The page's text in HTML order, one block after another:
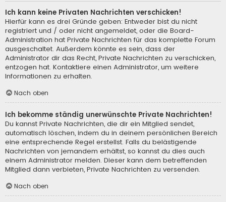
Ich kann keine Privaten Nachrichten verschicken!
Hierfür kann es drei Gründe geben: Entweder bist du nicht
registriert und / oder nicht angemeldet, oder die Board-
Administration hat Private Nachrichten für das komplette Forum
ausgeschaltet. Außerdem könnte es sein, dass der
Administrator dir das Recht, Private Nachrichten zu verschicken,
entzogen hat. Kontaktiere einen Administrator, um weitere
Informationen zu erhalten.
Nach oben
Ich bekomme ständig unerwünschte Private Nachrichten!
Du kannst Private Nachrichten, die dir ein Mitglied sendet,
automatisch löschen, indem du in deinem persönlichen Bereich
eine entsprechende Regel erstellst. Falls du belästigende
Nachrichten von jemandem erhältst, so kannst du dies auch
einem Administrator melden. Dieser kann dem betreffenden
Mitglied dann verbieten, Private Nachrichten zu versenden.
Nach oben